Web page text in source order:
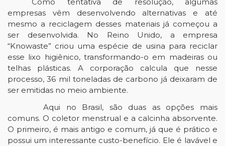
empresas vêm desenvolvendo alternativas e até
mesmo a reciclagem desses materiais já começou a
ser desenvolvida. No Reino Unido, a empresa
“Knowaste” criou uma espécie de usina para reciclar
esse lixo higiênico, transformando-o em madeiras ou
telhas plásticas. A corporação calcula que nesse
processo, 36 mil toneladas de carbono já deixaram de
ser emitidas no meio ambiente.
Aqui no Brasil, são duas as opções mais
comuns. O coletor menstrual e a calcinha absorvente.
O primeiro, é mais antigo e comum, já que é prático e
possui um interessante custo-benefício. Ele é lavável e